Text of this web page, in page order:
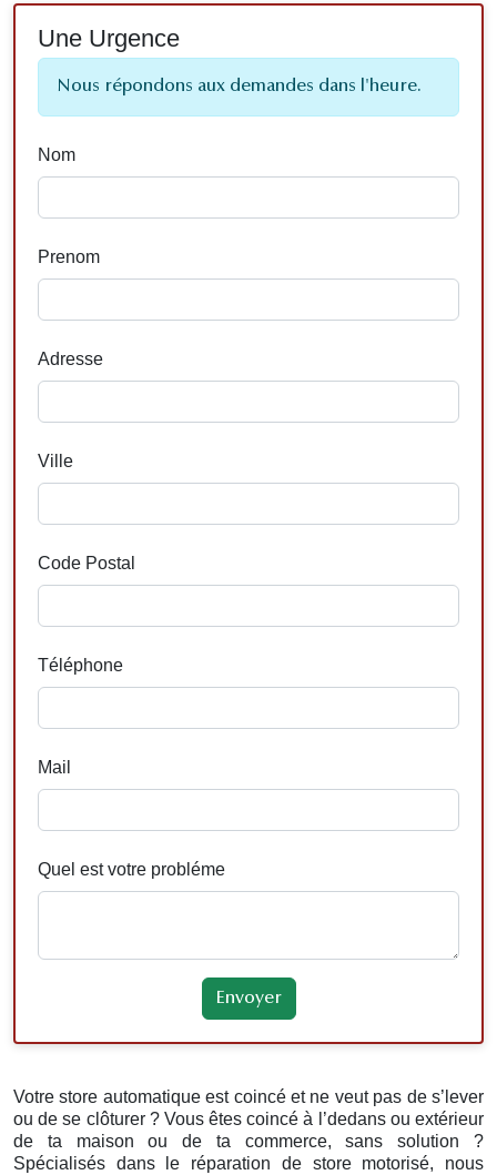
Une Urgence
Nous répondons aux demandes dans l'heure.
Nom
Prenom
Adresse
Ville
Code Postal
Téléphone
Mail
Quel est votre probléme
Votre store automatique est coincé et ne veut pas de s’lever
ou de se clôturer ? Vous êtes coincé à l’dedans ou extérieur
de ta maison ou de ta commerce, sans solution ?
Spécialisés dans le réparation de store motorisé, nous